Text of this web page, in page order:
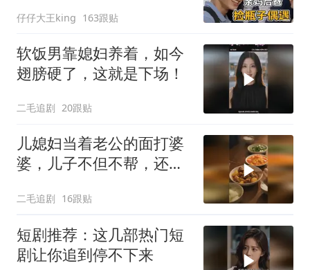
仔仔大王king 163跟贴
软饭男靠媳妇养着，如今
翅膀硬了，这就是下场！
二毛追剧 20跟贴
儿媳妇当着老公的面打婆
婆，儿子不但不帮，还助
二毛追剧 16跟贴
短剧推荐：这几部热门短
剧让你追到停不下来